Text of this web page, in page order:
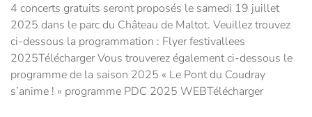
4 concerts gratuits seront proposés le samedi 19 juillet
2025 dans le parc du Château de Maltot. Veuillez trouvez
ci-dessous la programmation : Flyer festivallees
2025Télécharger Vous trouverez également ci-dessous le
programme de la saison 2025 « Le Pont du Coudray
s’anime ! » programme PDC 2025 WEBTélécharger